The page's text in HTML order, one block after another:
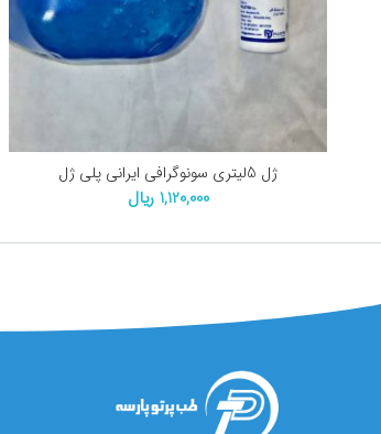
ژل 5لیتری سونوگرافی ایرانی پلی ژل
1,120,000 ریال